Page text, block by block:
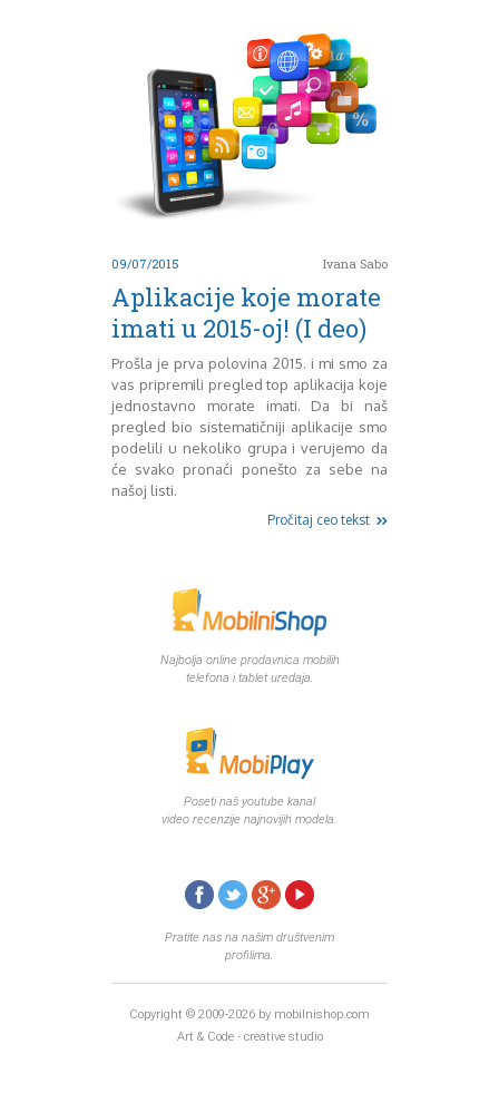
09/07/2015 Ivana Sabo
Aplikacije koje morate
imati u 2015-oj! (I deo)
Prošla je prva polovina 2015. i mi smo za
vas pripremili pregled top aplikacija koje
jednostavno morate imati. Da bi naš
pregled bio sistematičniji aplikacije smo
podelili u nekoliko grupa i verujemo da
će svako pronaći ponešto za sebe na
našoj listi.
Pročitaj ceo tekst
Najbolja online prodavnica mobilih
telefona i tablet uredaja.
Poseti naš youtube kanal
video recenzije najnovijih modela.
Pratite nas na našim društvenim
profilima.
Copyright © 2009-2026 by mobilnishop.com
Art & Code - creative studio